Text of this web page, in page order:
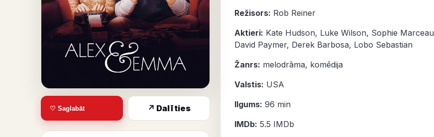
♡ Saglabāt ↗ Dalīties
Režisors: Rob Reiner
Aktieri: Kate Hudson, Luke Wilson, Sophie Marceau
David Paymer, Derek Barbosa, Lobo Sebastian
Žanrs: melodrāma, komēdija
Valstis: USA
Ilgums: 96 min
IMDb: 5.5 IMDb